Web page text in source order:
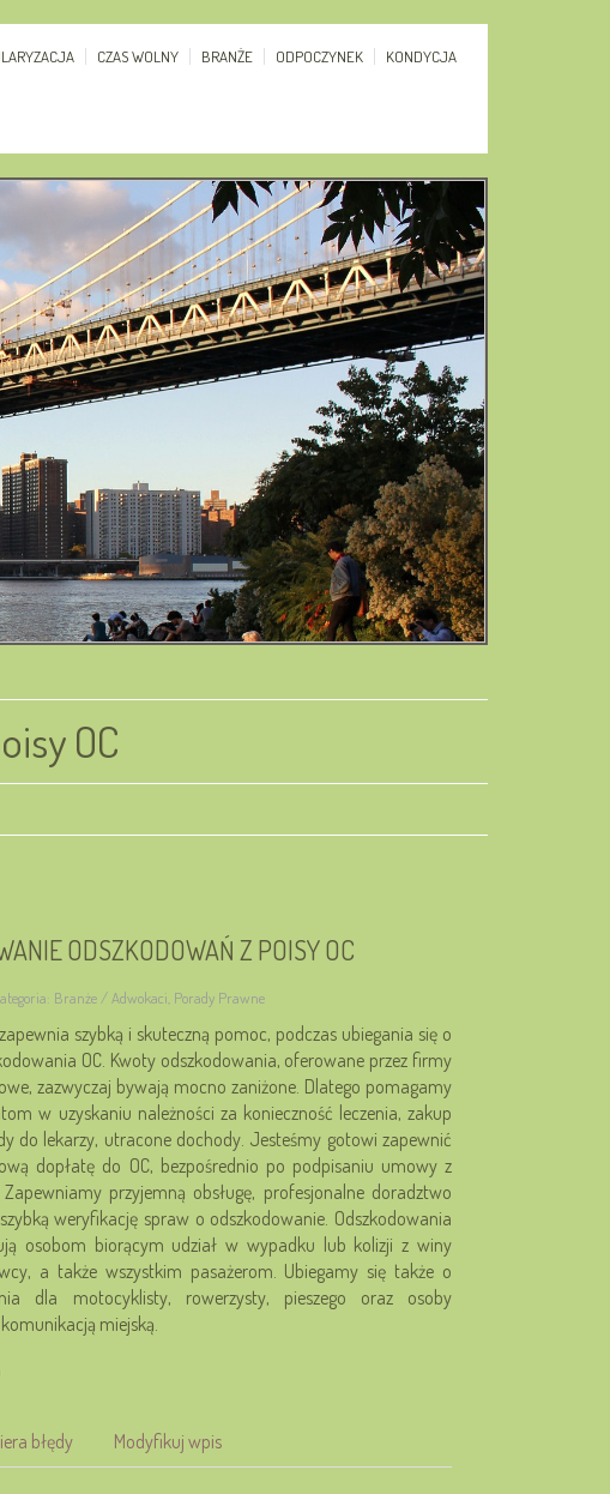
CZAS WOLNY BRANŻE ODPOCZYNEK KONDYCJA
OC
ODSZKODOWAŃ Z POISY OC
Branże / Adwokaci, Porady Prawne
szybką i skuteczną pomoc, podczas ubiegania się o
OC. Kwoty odszkodowania, oferowane przez firmy
zazwyczaj bywają mocno zaniżone. Dlatego pomagamy
w uzyskaniu należności za konieczność leczenia, zakup
do lekarzy, utracone dochody. Jesteśmy gotowi zapewnić
dopłatę do OC, bezpośrednio po podpisaniu umowy z
przyjemną obsługę, profesjonalne doradztwo
weryfikację spraw o odszkodowanie. Odszkodowania
osobom biorącym udział w wypadku lub kolizji z winy
a także wszystkim pasażerom. Ubiegamy się także o
dla motocyklisty, rowerzysty, pieszego oraz osoby
miejską.
błędy Modyfikuj wpis